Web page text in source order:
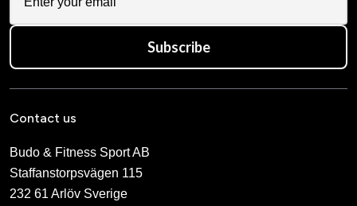
Subscribe
Contact us
Budo & Fitness Sport AB
Staffanstorpsvägen 115
232 61 Arlöv Sverige